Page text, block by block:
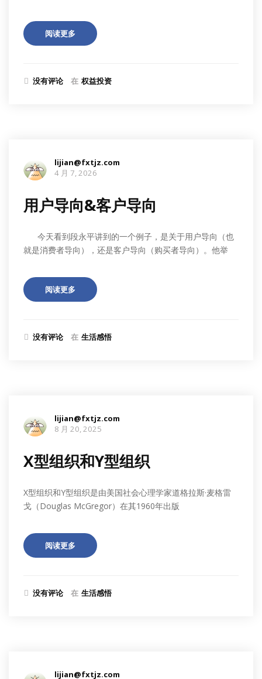
阅读更多
没有评论 在 权益投资
lijian@fxtjz.com
4 月 7, 2026
用户导向&客户导向
今天看到段永平讲到的一个例子，是关于用户导向（也
就是消费者导向），还是客户导向（购买者导向）。他举
阅读更多
没有评论 在 生活感悟
lijian@fxtjz.com
8 月 20, 2025
X型组织和Y型组织
X型组织和Y型组织是由美国社会心理学家道格拉斯·麦格雷
戈（Douglas McGregor）在其1960年出版
阅读更多
没有评论 在 生活感悟
lijian@fxtjz.com